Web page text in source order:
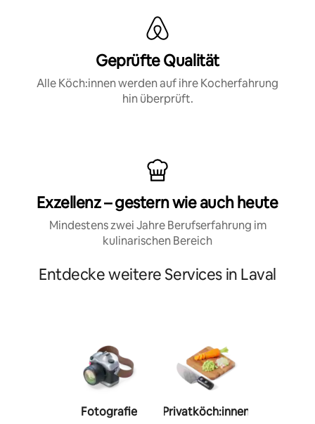
Geprüfte Qualität
Alle Köch:innen werden auf ihre Kocherfahrung
hin überprüft.
Exzellenz – gestern wie auch heute
Mindestens zwei Jahre Berufserfahrung im
kulinarischen Bereich
Entdecke weitere Services in Laval
Fotografie Privatköch:innen